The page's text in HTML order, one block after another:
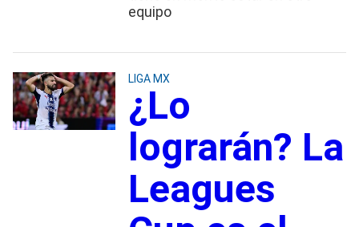
equipo
LIGA MX
¿Lo
lograrán? La
Leagues